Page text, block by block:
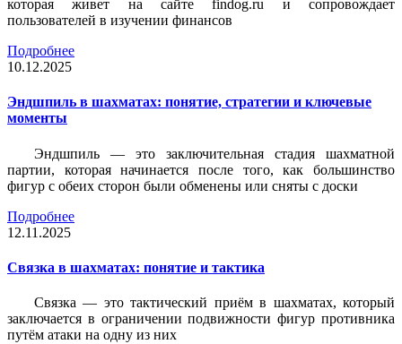
которая живет на сайте findog.ru и сопровождает
пользователей в изучении финансов
Подробнее
10.12.2025
Эндшпиль в шахматах: понятие, стратегии и ключевые
моменты
Эндшпиль — это заключительная стадия шахматной
партии, которая начинается после того, как большинство
фигур с обеих сторон были обменены или сняты с доски
Подробнее
12.11.2025
Связка в шахматах: понятие и тактика
Связка — это тактический приём в шахматах, который
заключается в ограничении подвижности фигур противника
путём атаки на одну из них